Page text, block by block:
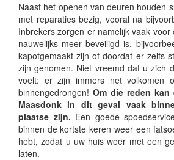
Naast het openen van deuren houden
met reparaties bezig, vooral na
Inbrekers zorgen er namelijk vaak
nauwelijks meer beveiligd is,
kapotgemaakt zijn of doordat er zelfs
zijn genomen. Niet vreemd dat u zich
voelt: er zijn immers net volkomen
binnengedrongen! Om die reden kan
Maasdonk in dit geval vaak
plaatse zijn. Een goede
binnen de kortste keren weer een
hebt, zodat u uw huis weer met een
laten.